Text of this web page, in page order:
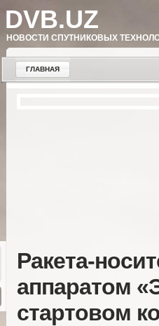
DVB.UZ
НОВОСТИ СПУТНИКОВЫХ
ГЛАВНАЯ
Ракета-
аппаратом
стартовом